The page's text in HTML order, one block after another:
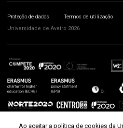
Proteção de dados Termos de utilização
Universidade de Aveiro 2026
Ao aceitar a política de cookies da